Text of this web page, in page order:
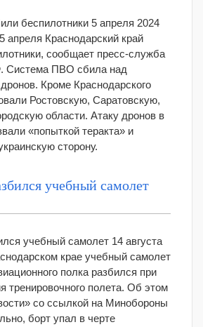
беспилотники 5 апреля 2024
апреля Краснодарский край
сообщает пресс-служба
Система ПВО сбила над
Кроме Краснодарского
Ростовскую, Саратовскую,
области. Атаку дронов в
«попыткой теракта» и
сторону.
учебный самолет
учебный самолет 14 августа
крае учебный самолет
полка разбился при
тренировочного полета. Об этом
со ссылкой на Минобороны
борт упал в черте